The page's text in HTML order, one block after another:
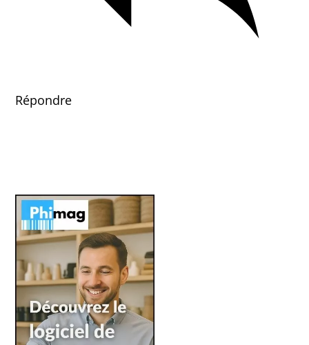
Répondre